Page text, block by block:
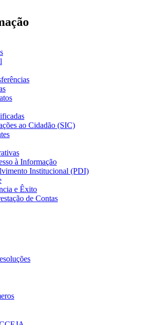
ao Cidadão (SIC)
à Informação
Institucional (PDI)
e Êxito
de Contas